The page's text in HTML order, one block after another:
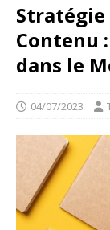
Contenu
dans le
04/07/2023